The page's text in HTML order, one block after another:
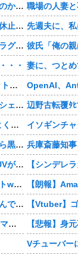
【豊臣兄弟！】この画質どうにかならんのか・・・？
【豊臣兄弟！】選挙でもないのになんで休止・・・？
【豊臣兄弟！】光秀逃がしたよな天海フラグすぎる・・・・
・・
【神デザイン確定】光岡が「C1コルベット風」新型オープンカーの最新ティーザー画像を公開、マツダ・ロードスターの信頼性にレトロな外観がドッキング
まさかの「上下」グラデーション。ポルシェが豪州75周年を祝う特別モデル「911 Turbo S Land Down Under」を発表、1951年の「見果てぬ夢」が内外装に再現
【仮面ライダーゼッツ】このOPカッコよくない？本編の展開ちゃんと反映してて完成度高いし
【動画あり】鹿児島市電に特攻した車から黒服3人組が車を乗り捨てて逃走
【画像】日産が社運をかけて発売するSUVがこちらです‥‥
【悲報】有吉弘行さん、また匂わせポストwwwwwwwwwwwwwwww
【衝撃】巨人・井上温大さん、マジでとんでもない事態にwww
【画像】NHK北海道さん、とんでもないマシュマロ女子をキャスターに起用してしまうwwwwwwww
職場の人妻と
イソギンチ
【Vtuber】
Vチューバー